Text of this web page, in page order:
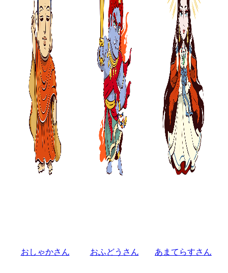
おしゃかさん おふどうさん あまてらすさん